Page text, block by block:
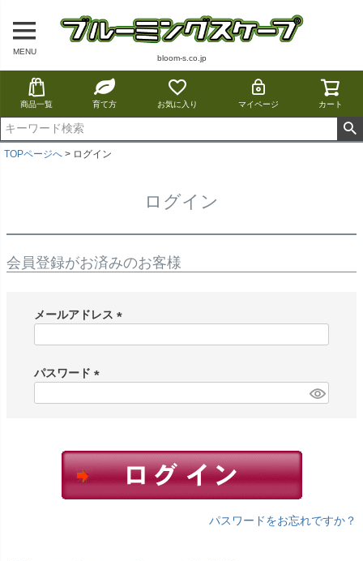
MENU
bloom-s.co.jp
商品一覧 育て方 お気に入り マイページ カート
TOPページへ ログイン
ログイン
会員登録がお済みのお客様
メールアドレス
)
パスワード
パスワードをお忘れですか？